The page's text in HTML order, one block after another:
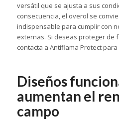
versátil que se ajusta a sus
consecuencia, el overol se
indispensable para cumplir con
externas. Si deseas proteger de
contacta a Antiflama Protect
Diseños
aumentan el
campo